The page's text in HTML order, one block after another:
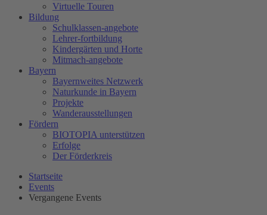
Virtuelle Touren
Bildung
Schulklassen-angebote
Lehrer-fortbildung
Kindergärten und Horte
Mitmach-angebote
Bayern
Bayernweites Netzwerk
Naturkunde in Bayern
Projekte
Wanderausstellungen
Fördern
BIOTOPIA unterstützen
Erfolge
Der Förderkreis
Startseite
Events
Vergangene Events